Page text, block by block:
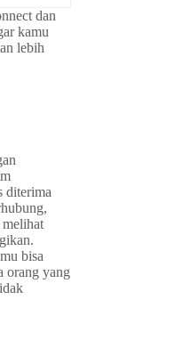
dan
kamu
lebih
diterima
bisa
orang yang